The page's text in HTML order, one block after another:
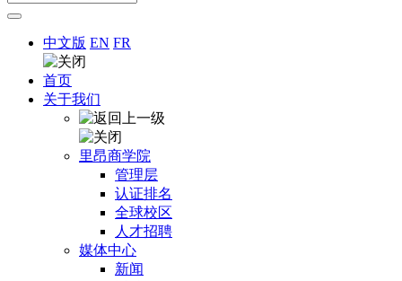
中文版 EN FR
首页
关于我们
里昂商学院
管理层
认证排名
全球校区
人才招聘
媒体中心
新闻